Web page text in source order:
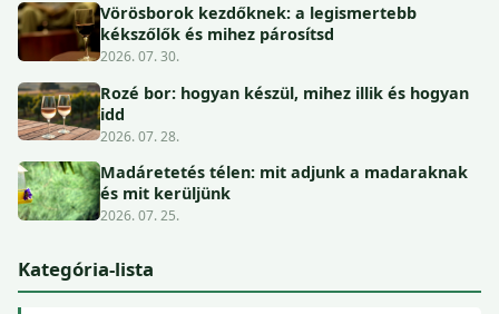
Vörösborok kezdőknek: a legismertebb
kékszőlők és mihez párosítsd
2026. 07. 30.
Rozé bor: hogyan készül, mihez illik és hogyan
idd
2026. 07. 28.
Madáretetés télen: mit adjunk a madaraknak
és mit kerüljünk
2026. 07. 25.
Kategória-lista